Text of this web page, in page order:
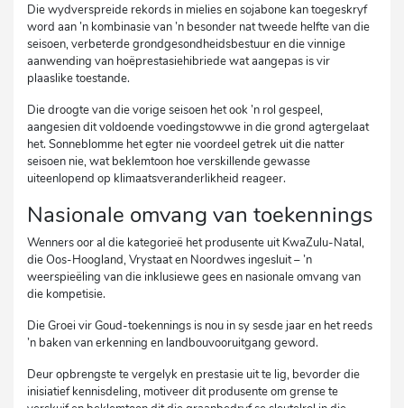
Die wydverspreide rekords in mielies en sojabone kan toegeskryf
word aan ’n kombinasie van ’n besonder nat tweede helfte van die
seisoen, verbeterde grondgesondheidsbestuur en die vinnige
aanwending van hoëprestasiehibriede wat aangepas is vir
plaaslike toestande.
Die droogte van die vorige seisoen het ook ’n rol gespeel,
aangesien dit voldoende voedingstowwe in die grond agtergelaat
het. Sonneblomme het egter nie voordeel getrek uit die natter
seisoen nie, wat beklemtoon hoe verskillende gewasse
uiteenlopend op klimaatsveranderlikheid reageer.
Nasionale omvang van toekennings
Wenners oor al die kategorieë het produsente uit KwaZulu-Natal,
die Oos-Hoogland, Vrystaat en Noordwes ingesluit – ’n
weerspieëling van die inklusiewe gees en nasionale omvang van
die kompetisie.
Die Groei vir Goud-toekennings is nou in sy sesde jaar en het reeds
’n baken van erkenning en landbouvooruitgang geword.
Deur opbrengste te vergelyk en prestasie uit te lig, bevorder die
inisiatief kennisdeling, motiveer dit produsente om grense te